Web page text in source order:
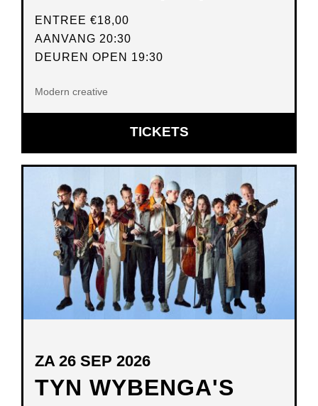
ENTREE €18,00
AANVANG 20:30
DEUREN OPEN 19:30
Modern creative
TICKETSOPENT
IN
VENSTER
TYN WYBENGA'S
ZA 26 SEP 2026